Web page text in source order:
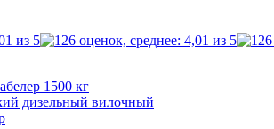
1500 кг
дизельный вилочный